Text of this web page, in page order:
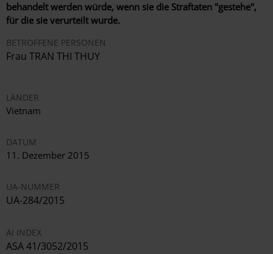
behandelt werden würde, wenn sie die Straftaten "gestehe",
für die sie verurteilt wurde.
BETROFFENE PERSONEN
Frau TRAN THI THUY
LÄNDER
Vietnam
DATUM
11. Dezember 2015
UA-NUMMER
UA-284/2015
AI INDEX
ASA 41/3052/2015